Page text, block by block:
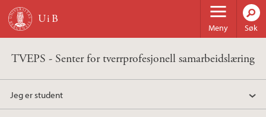
Hopp til hovedinnhold
Meny Søk
TVEPS - Senter for tverrprofesjonell samarbeidslæring
Jeg er student